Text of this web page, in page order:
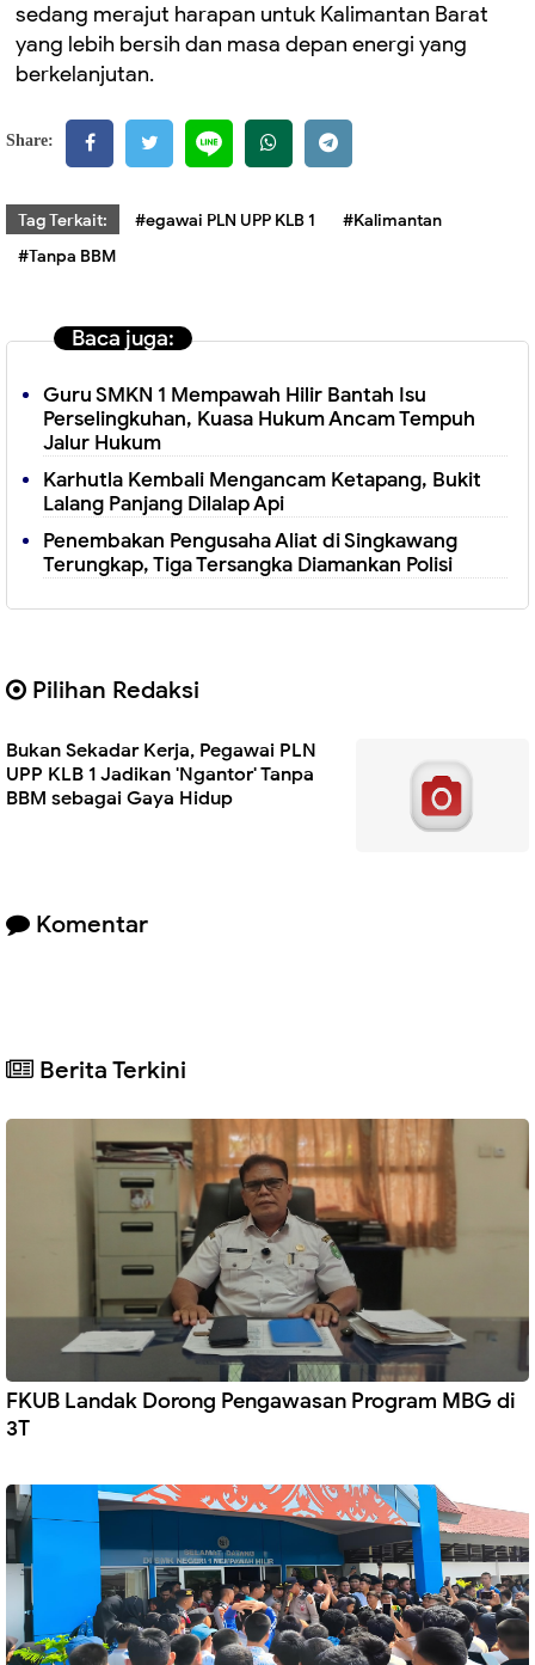
sedang merajut harapan untuk Kalimantan Barat
yang lebih bersih dan masa depan energi yang
berkelanjutan.
Share:
Tag Terkait: #egawai PLN UPP KLB 1
#Kalimantan
#Tanpa BBM
Baca juga:
Guru SMKN 1 Mempawah Hilir Bantah Isu
Perselingkuhan, Kuasa Hukum Ancam Tempuh
Jalur Hukum
Karhutla Kembali Mengancam Ketapang, Bukit
Lalang Panjang Dilalap Api
Penembakan Pengusaha Aliat di Singkawang
Terungkap, Tiga Tersangka Diamankan Polisi
Pilihan Redaksi
Bukan Sekadar Kerja, Pegawai PLN
UPP KLB 1 Jadikan 'Ngantor' Tanpa
BBM sebagai Gaya Hidup
Komentar
Berita Terkini
FKUB Landak Dorong Pengawasan Program MBG di
3T